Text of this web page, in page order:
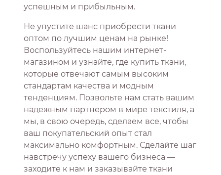
успешным и прибыльным.
Не упустите шанс приобрести ткани
оптом по лучшим ценам на рынке!
Воспользуйтесь нашим интернет-
магазином и узнайте, где купить ткани,
которые отвечают самым высоким
стандартам качества и модным
тенденциям. Позвольте нам стать вашим
надежным партнером в мире текстиля, а
мы, в свою очередь, сделаем все, чтобы
ваш покупательский опыт стал
максимально комфортным. Сделайте шаг
навстречу успеху вашего бизнеса —
заходите к нам и заказывайте ткани